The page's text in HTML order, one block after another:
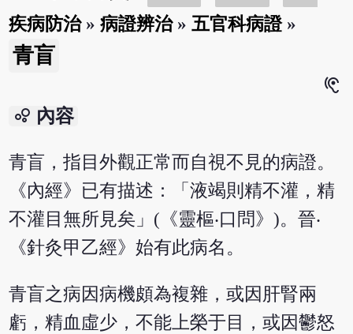
疾病防治»病證辨治»五官科病證»
青盲
hearing
bubble_chart 內容
青盲，指目外觀正常而自視不見的病證。
《內經》已有描述：「液竭則精不灌，精
不灌目無所見矣」(《靈樞‧口問》)。晉‧
《針灸甲乙經》始有此病名。
青盲之病因病機頗為複雜，或因肝腎兩
虧，精血虛少，不能上榮于目，或因鬱怒